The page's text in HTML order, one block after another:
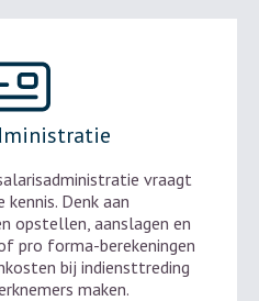
vraagt
kennis. Denk aan
opstellen, aanslagen en
pro forma-berekeningen
bij indiensttreding
maken.